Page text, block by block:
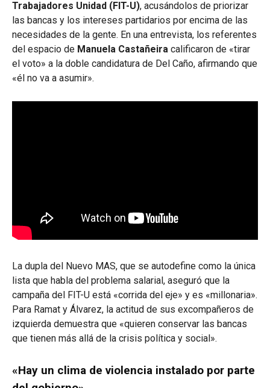
Trabajadores Unidad (FIT-U), acusándolos de priorizar
las bancas y los intereses partidarios por encima de las
necesidades de la gente. En una entrevista, los referentes
del espacio de Manuela Castañeira calificaron de «tirar
el voto» a la doble candidatura de Del Caño, afirmando que
«él no va a asumir».
La dupla del Nuevo MAS, que se autodefine como la única
lista que habla del problema salarial, aseguró que la
campaña del FIT-U está «corrida del eje» y es «millonaria».
Para Ramat y Álvarez, la actitud de sus excompañeros de
izquierda demuestra que «quieren conservar las bancas
que tienen más allá de la crisis política y social».
«Hay un clima de violencia instalado por parte